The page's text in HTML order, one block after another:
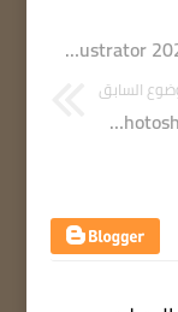
Adobe Illustrator 2024 v28.1.0.141 (x64) [Activated]
السابق
Adobe Photoshop 2024 v25.4 Beta + Neural Filters